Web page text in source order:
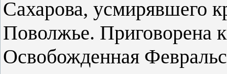
Сахарова, усмирявшего
Поволжье. Приговорена
Освобожденная